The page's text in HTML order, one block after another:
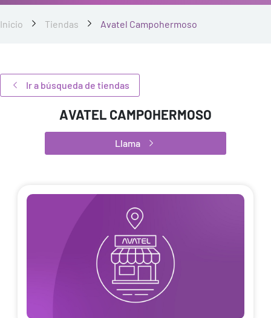
Inicio Tiendas Avatel Campohermoso
Ir a búsqueda de tiendas
AVATEL CAMPOHERMOSO
Llama